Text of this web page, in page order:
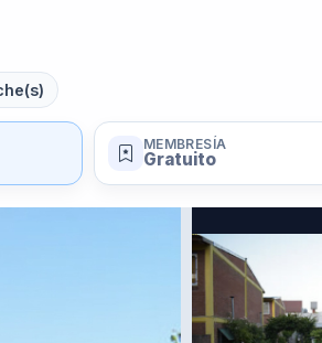
MEMBRESÍA
Gratuito